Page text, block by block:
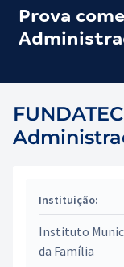
Prova
Instituição:
Instituto
da Família